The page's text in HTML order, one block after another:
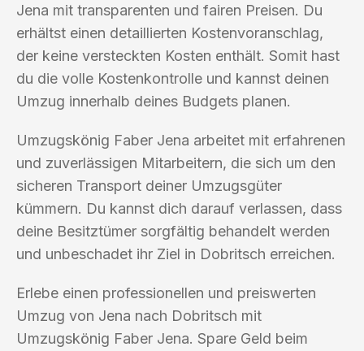
Jena mit transparenten und fairen Preisen. Du
erhältst einen detaillierten Kostenvoranschlag,
der keine versteckten Kosten enthält. Somit hast
du die volle Kostenkontrolle und kannst deinen
Umzug innerhalb deines Budgets planen.
Umzugskönig Faber Jena arbeitet mit erfahrenen
und zuverlässigen Mitarbeitern, die sich um den
sicheren Transport deiner Umzugsgüter
kümmern. Du kannst dich darauf verlassen, dass
deine Besitztümer sorgfältig behandelt werden
und unbeschadet ihr Ziel in Dobritsch erreichen.
Erlebe einen professionellen und preiswerten
Umzug von Jena nach Dobritsch mit
Umzugskönig Faber Jena. Spare Geld beim